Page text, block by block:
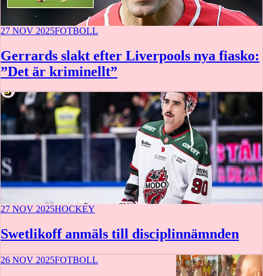
27 NOV 2025FOTBOLL
Gerrards slakt efter Liverpools nya fiasko:
”Det är kriminellt”
27 NOV 2025HOCKEY
Swetlikoff anmäls till disciplinnämnden
26 NOV 2025FOTBOLL